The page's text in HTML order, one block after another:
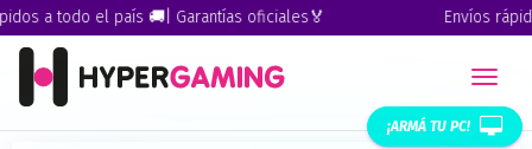
a todo el país 🚚| Garantías oficiales🏅 Envíos
¡ARMÁ TU PC!